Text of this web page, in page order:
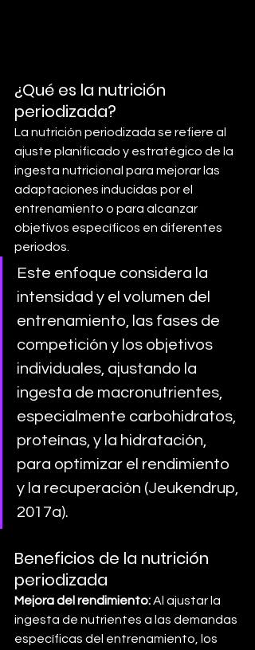
¿Qué es la nutrición
periodizada?
La nutrición periodizada se refiere al
ajuste planificado y estratégico de la
ingesta nutricional para mejorar las
adaptaciones inducidas por el
entrenamiento o para alcanzar
objetivos específicos en diferentes
periodos.
Este enfoque considera la
intensidad y el volumen del
entrenamiento, las fases de
competición y los objetivos
individuales, ajustando la
ingesta de macronutrientes,
especialmente carbohidratos,
proteínas, y la hidratación,
para optimizar el rendimiento
y la recuperación (Jeukendrup,
2017a).
Beneficios de la nutrición
periodizada
Mejora del rendimiento: Al ajustar la
ingesta de nutrientes a las demandas
específicas del entrenamiento, los